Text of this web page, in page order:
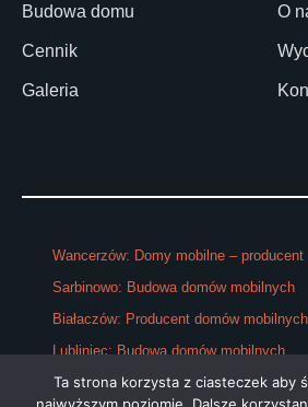
Budowa domu
Cennik
Galeria
O
Wancerzów: Domy mobilne – producent
Sarbinowo: Budowa domów mobilnych
Białaczów: Producent domów mobilnych
Lubliniec: Budowa domów mobilnych
mobilne. Realizacja:
Ta strona korzysta z ciasteczek aby